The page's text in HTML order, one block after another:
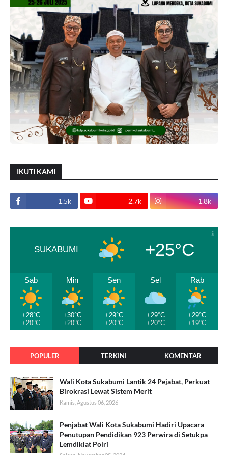
IKUTI KAMI
1.5k 2.7k 1.8k
SUKABUMI +25°C
Sab
+28°C
+20°C
Min
+30°C
+20°C
Sen
+29°C
+20°C
Sel
+29°C
+20°C
Rab
+29°C
+19°C
POPULER TERKINI KOMENTAR
Wali Kota Sukabumi Lantik 24 Pejabat, Perkuat
Birokrasi Lewat Sistem Merit
Kamis, Agustus 06, 2026
Penjabat Wali Kota Sukabumi Hadiri Upacara
Penutupan Pendidikan 923 Perwira di Setukpa
Lemdiklat Polri